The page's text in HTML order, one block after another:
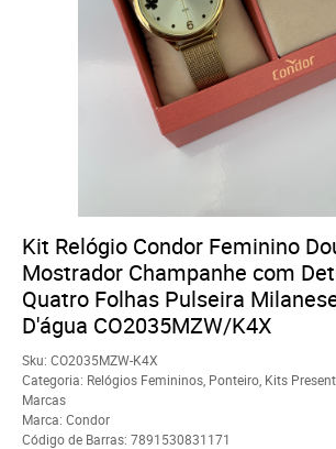
Kit Relógio Condor Feminino
Mostrador Champanhe com
Quatro Folhas Pulseira
D'água CO2035MZW/K4X
Sku: CO2035MZW-K4X
Categoria: Relógios Femininos Ponteiro Kits
Marcas
Marca: Condor
Código de Barras: 7891530831171